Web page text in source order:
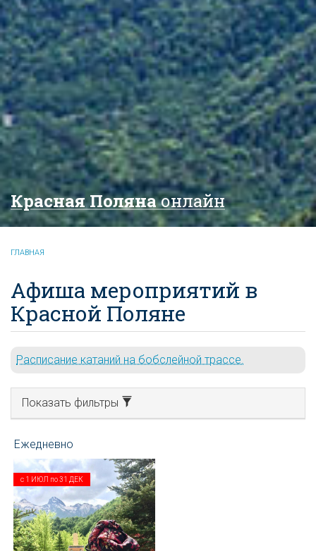
Красная Полянаонлайн
ГЛАВНАЯ
Афиша мероприятий в
Красной Поляне
Расписание катаний на бобслейной трассе.
Показать фильтры
с 1 ИЮЛ по31 ДЕК